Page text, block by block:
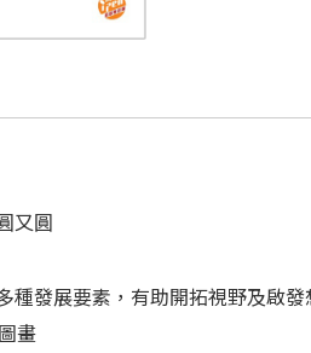
又圓
種發展要素，有助開拓視野及啟
畫